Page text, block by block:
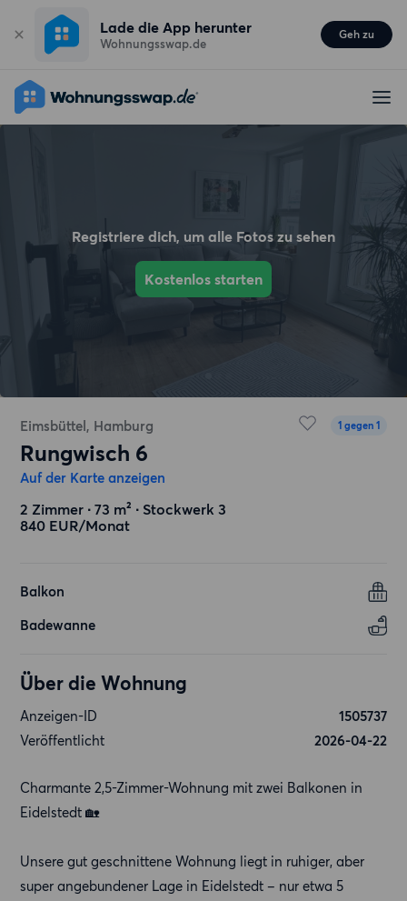
Lade die App herunter
Wohnungsswap.de
Geh zu
Registriere dich, um alle Fotos zu sehen
Kostenlos starten
Eimsbüttel, Hamburg 1 gegen 1
Rungwisch 6
Auf der Karte anzeigen
2 Zimmer ∙ 73 m² ∙ Stockwerk 3
840 EUR/Monat
Balkon
Badewanne
Über die Wohnung
Anzeigen-ID
1505737
Veröffentlicht
2026-04-22
Charmante 2,5-Zimmer-Wohnung mit zwei Balkonen in
Eidelstedt 🏡
Unsere gut geschnittene Wohnung liegt in ruhiger, aber
super angebundener Lage in Eidelstedt – nur etwa 5